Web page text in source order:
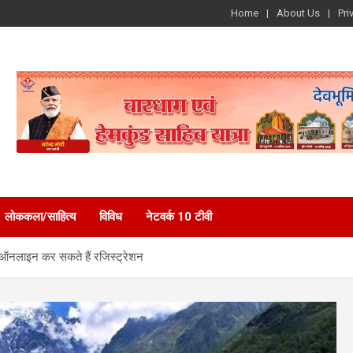
Home About Us
लोककला/साहित्य विविध नेटवर्क 10 टीवी
ऑनलाइन कर सकते हैं रजिस्ट्रेशन